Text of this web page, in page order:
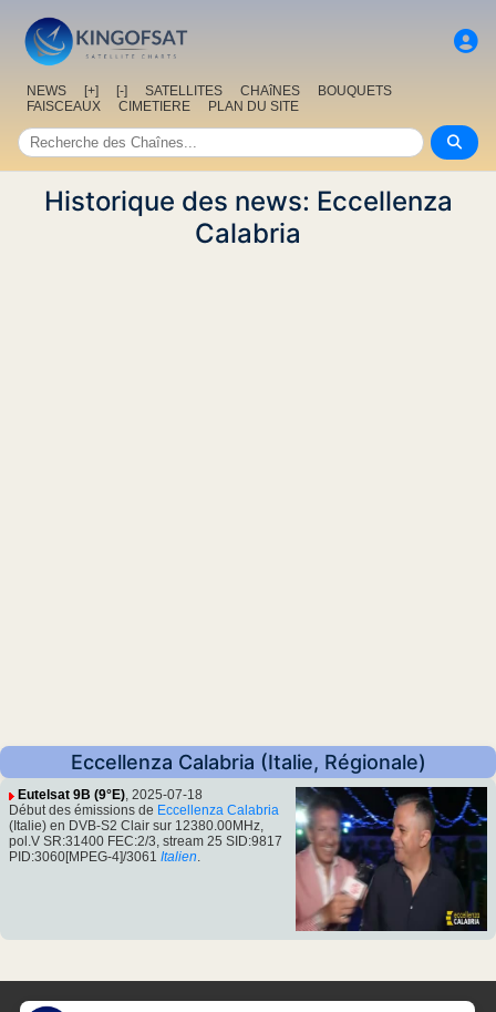
NEWS [+] [-] SATELLITES CHAîNES
BOUQUETS
FAISCEAUX
CIMETIERE PLAN DU SITE
Historique des news: Eccellenza
Calabria
Eccellenza Calabria (Italie, Régionale)
Eutelsat 9B (9°E), 2025-07-18
Début des émissions de Eccellenza Calabria
(Italie) en DVB-S2 Clair sur 12380.00MHz,
pol.V SR:31400 FEC:2/3, stream 25 SID:9817
PID:3060[MPEG-4]/3061 Italien.